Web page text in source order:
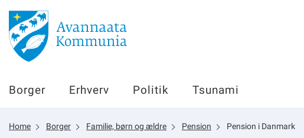
Borger
Erhverv
Politik
Borger Erhverv Politik Tsunami
Home Borger Familie, børn og ældre Pension Pension i Danmark